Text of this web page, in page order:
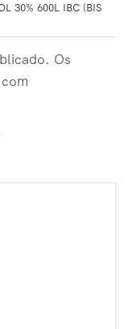
30% 600L IBC (BIS
Os